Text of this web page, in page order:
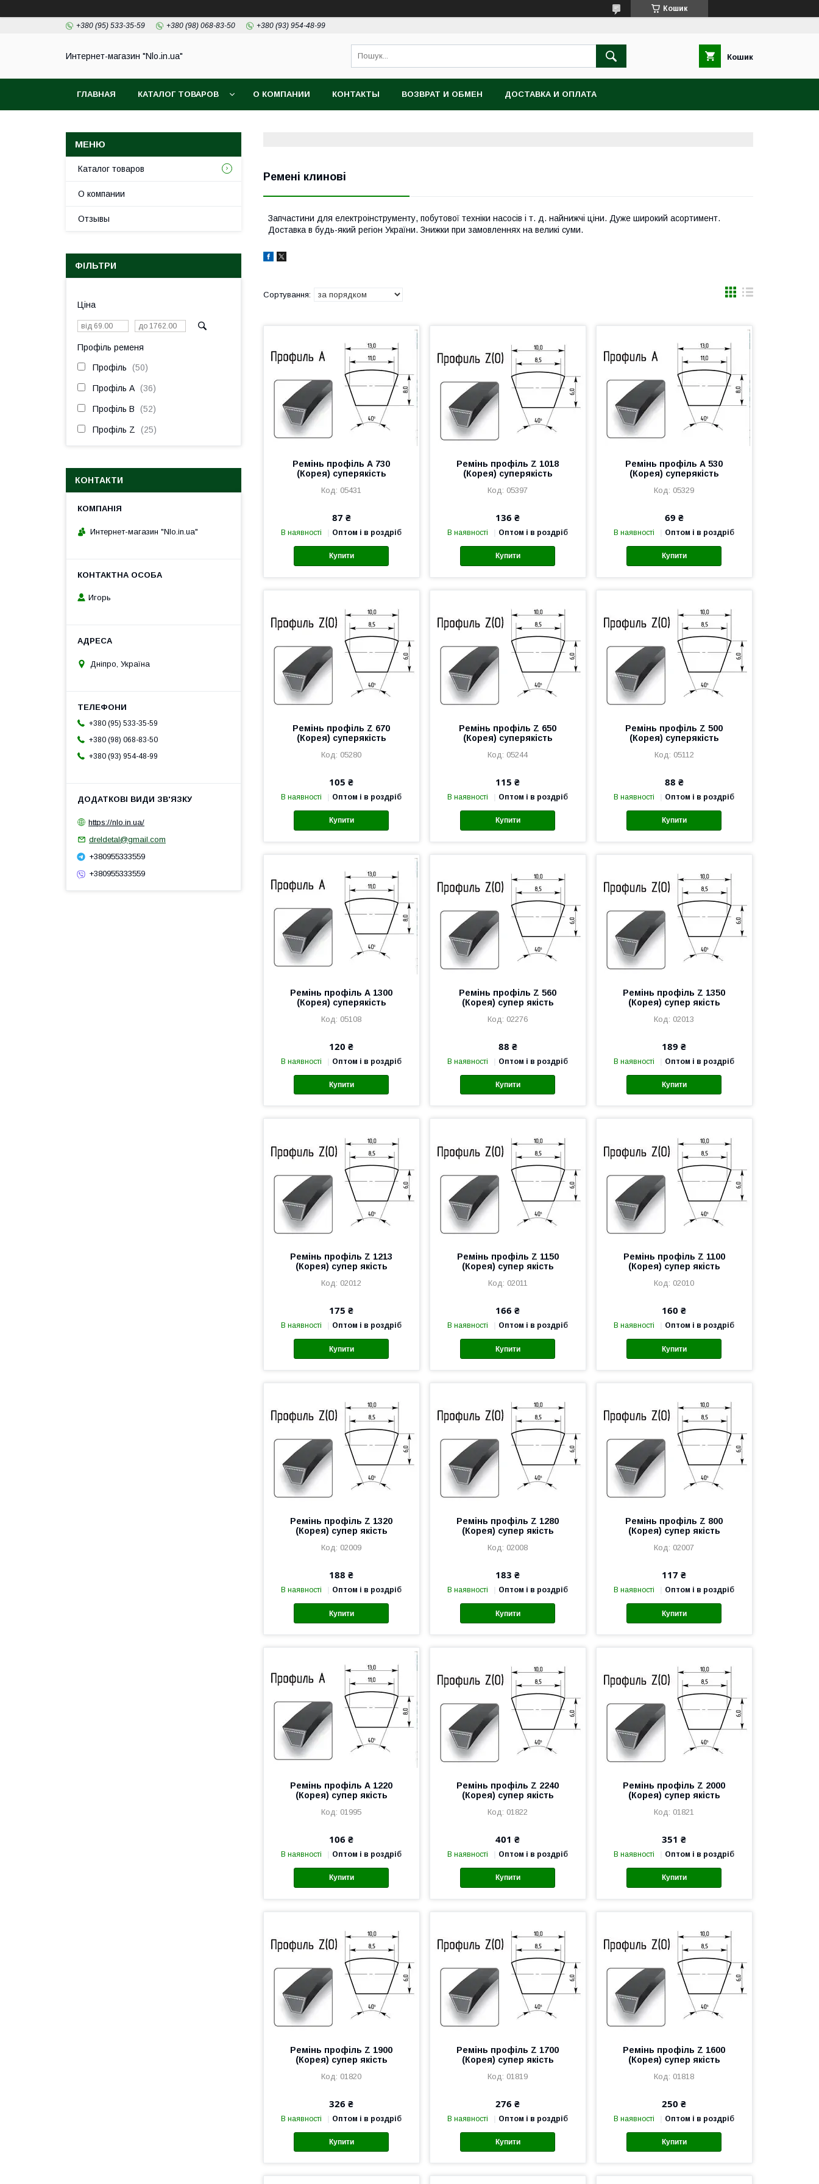
Кошик
+380 (95) 533-35-59 +380 (98) 068-83-50 +380 (93) 954-48-99
Интернет-магазин "Nlo.in.ua" Кошик
ГЛАВНАЯ КАТАЛОГ ТОВАРОВ О КОМПАНИИ КОНТАКТЫ ВОЗВРАТ И ОБМЕН ДОСТАВКА И ОПЛАТА
Ремені клинові
Запчастини для електроінструменту, побутової техніки насосів і т. д. найнижчі ціни. Дуже широкий асортимент.
Доставка в будь-який регіон України. Знижки при замовленнях на великі суми.
Ремінь профіль А 730
(Корея) суперякість
05431
87 ₴
В наявності Оптом і в роздріб
Купити
Ремінь профіль Z 1018
(Корея) суперякість
05397
136 ₴
В наявності Оптом і в роздріб
Купити
Ремінь профіль А 530
(Корея) суперякість
05329
69 ₴
В наявності Оптом і в роздріб
Купити
Ремінь профіль Z 670
(Корея) суперякість
05280
105 ₴
В наявності Оптом і в роздріб
Купити
Ремінь профіль Z 650
(Корея) суперякість
05244
115 ₴
В наявності Оптом і в роздріб
Купити
Ремінь профіль Z 500
(Корея) суперякість
05112
88 ₴
В наявності Оптом і в роздріб
Купити
Ремінь профіль А 1300
(Корея) суперякість
05108
120 ₴
В наявності Оптом і в роздріб
Купити
Ремінь профіль Z 560
(Корея) супер якість
02276
88 ₴
В наявності Оптом і в роздріб
Купити
Ремінь профіль Z 1350
(Корея) супер якість
02013
189 ₴
В наявності Оптом і в роздріб
Купити
Ремінь профіль Z 1213
(Корея) супер якість
02012
175 ₴
В наявності Оптом і в роздріб
Купити
Ремінь профіль Z 1150
(Корея) супер якість
02011
166 ₴
В наявності Оптом і в роздріб
Купити
Ремінь профіль Z 1100
(Корея) супер якість
02010
160 ₴
В наявності Оптом і в роздріб
Купити
Ремінь профіль Z 1320
(Корея) супер якість
02009
188 ₴
В наявності Оптом і в роздріб
Купити
Ремінь профіль Z 1280
(Корея) супер якість
02008
183 ₴
В наявності Оптом і в роздріб
Купити
Ремінь профіль Z 800
(Корея) супер якість
02007
117 ₴
В наявності Оптом і в роздріб
Купити
Ремінь профіль А 1220
(Корея) супер якість
01995
106 ₴
В наявності Оптом і в роздріб
Купити
Ремінь профіль Z 2240
(Корея) супер якість
01822
401 ₴
В наявності Оптом і в роздріб
Купити
Ремінь профіль Z 2000
(Корея) супер якість
01821
351 ₴
В наявності Оптом і в роздріб
Купити
Ремінь профіль Z 1900
(Корея) супер якість
01820
326 ₴
В наявності Оптом і в роздріб
Купити
Ремінь профіль Z 1700
(Корея) супер якість
01819
276 ₴
В наявності Оптом і в роздріб
Купити
Ремінь профіль Z 1600
(Корея) супер якість
01818
250 ₴
В наявності Оптом і в роздріб
Купити
Каталог товаров
О компании
Отзывы
ФІЛЬТРИ
Ціна
Профіль ременя
Профіль 50
Профіль A 36
Профіль B 52
Профіль Z 25
КОНТАКТИ
Интернет-магазин "Nlo.in.ua"
Игорь
Дніпро, Україна
+380 (95) 533-35-59
+380 (98) 068-83-50
+380 (93) 954-48-99
https://nlo.in.ua/
dreldetal@gmail.com
+380955333559
+380955333559